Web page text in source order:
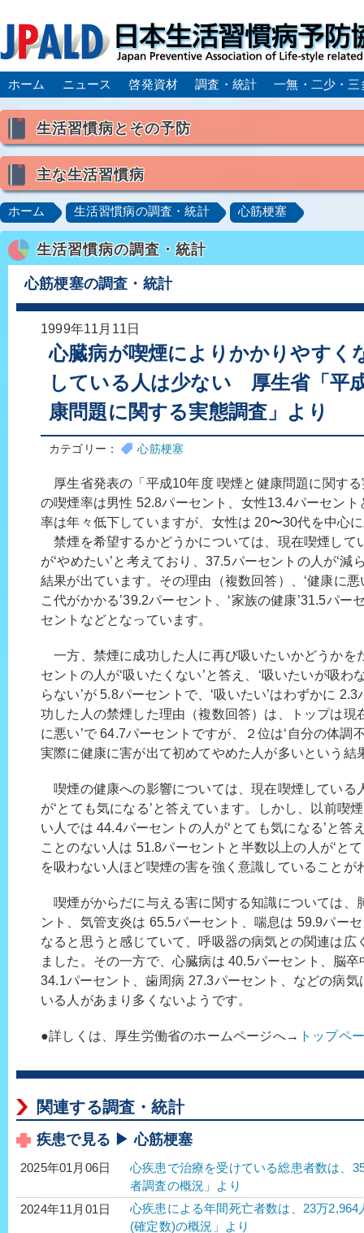
ホーム ニュース 啓発資材 調査・統計 一無・二少・三
生活習慣病とその予防
喫煙
食生活
主な生活習慣病
高血圧 脂質異常症（高脂血症） 糖尿病
肥満症／メタボリックシンドローム
動脈硬化
心
脂肪肝／NAFLD／NASH
アルコール肝疾患
ロコモティブシンドローム／サルコペニア／フレイル
ホーム 生活習慣病の調査・統計 心筋梗塞
生活習慣病の調査・統計
心筋梗塞の調査・統計
1999年11月11日
心臓病が喫煙によりかかりやすく
している人は少ない 厚生省「平
康問題に関する実態調査」より
カテゴリー： 心筋梗塞
厚生省発表の「平成10年度 喫煙と健康問題に関す
の喫煙率は男性 52.8パーセント、女性13.4パーセン
率は年々低下していますが、女性は 20〜30代を中心
禁煙を希望するかどうかについては、現在喫煙して
が‘やめたい’と考えており、37.5パーセントの人が‘減
結果が出ています。その理由（複数回答）、‘健康に悪
こ代がかかる’39.2パーセント、‘家族の健康’31.5パー
セントなどとなっています。
一方、禁煙に成功した人に再び吸いたいかどうかを
セントの人が‘吸いたくない’と答え、‘吸いたいが吸わ
らない’が 5.8パーセントで、‘吸いたい’はわずかに
功した人の禁煙した理由（複数回答）は、トップは現
に悪い’で 64.7パーセントですが、２位は‘自分の体調
実際に健康に害が出て初めてやめた人が多いという結
喫煙の健康への影響については、現在喫煙している
が‘とても気になる’と答えています。しかし、以前喫
い人では 44.4パーセントの人が‘とても気になる’と答
ことのない人は 51.8パーセントと半数以上の人が‘と
を吸わない人ほど喫煙の害を強く意識していることが
喫煙がからだに与える害に関する知識については、
ント、気管支炎は 65.5パーセント、喘息は 59.9パー
なると思うと感じていて、呼吸器の病気との関連は広
ました。その一方で、心臓病は 40.5パーセント、脳
34.1パーセント、歯周病 27.3パーセント、などの病
いる人があまり多くないようです。
●詳しくは、厚生労働省のホームページへ→ トップペ
関連する調査・統計
疾患で見る ▶ 心筋梗塞
2025年01月06日
心疾患で治療を受けている総患者数は、
者調査の概況」より
2024年11月01日
心疾患による年間死亡者数は、23万
(確定数)の概況」より